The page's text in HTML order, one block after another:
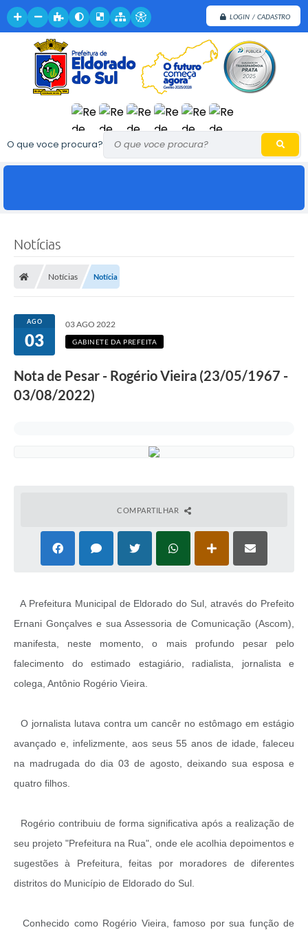
LOGIN / CADASTRO
O que voce procura?
Notícias
Notícias Notícia
AGO
03
03 AGO 2022
GABINETE DA PREFEITA
Nota de Pesar - Rogério Vieira (23/05/1967 -
03/08/2022)
COMPARTILHAR
A Prefeitura Municipal de Eldorado do Sul, através do Prefeito
Ernani Gonçalves e sua Assessoria de Comunicação (Ascom),
manifesta, neste momento, o mais profundo pesar pelo
falecimento do estimado estagiário, radialista, jornalista e
colega, Antônio Rogério Vieira.
O jornalista lutava contra um cancêr no estômago em estágio
avançado e, infelizmente, aos seus 55 anos de idade, faleceu
na madrugada do dia 03 de agosto, deixando sua esposa e
quatro filhos.
Rogério contribuiu de forma significativa após a realização de
seu projeto "Prefeitura na Rua", onde ele acolhia depoimentos e
sugestões à Prefeitura, feitas por moradores de diferentes
distritos do Município de Eldorado do Sul.
Conhecido como Rogério Vieira, famoso por sua função de